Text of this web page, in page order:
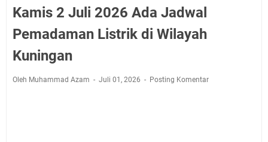
Agustus 2026 Ada di Empat Titik
Embun Pagi Kamis 6 Agustus 2026: Tidak Semua
Keterlambatan Berarti Kegagalan
Kamis 2 Juli 2026 Ada Jadwal
Pemadaman Listrik di Wilayah
Kuningan
Oleh Muhammad Azam Juli 01, 2026 Posting Komentar